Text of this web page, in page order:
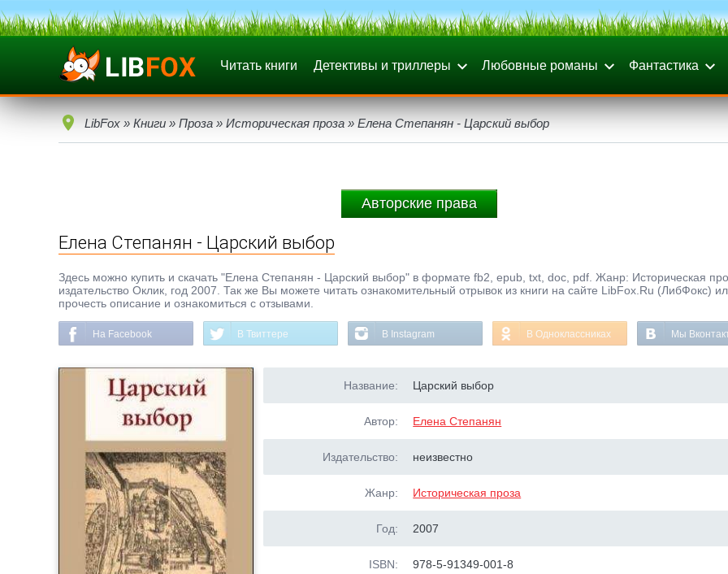
Читать книги Детективы и триллеры Любовные романы Фантастика
LibFox » Книги » Проза » Историческая проза » Елена Степанян - Царский выбор
Авторские права
Елена Степанян - Царский выбор
Здесь можно купить и скачать "Елена Степанян - Царский выбор" в формате fb2, epub, txt, doc, pdf. Жанр: Историческая
издательство Оклик, год 2007. Так же Вы можете читать ознакомительный отрывок из книги на сайте LibFox.Ru (ЛибФокс)
прочесть описание и ознакомиться с отзывами.
На Facebook В Твиттере В Instagram В Одноклассниках Мы
Название: Царский выбор
Автор: Елена Степанян
Издательство: неизвестно
Жанр: Историческая проза
Год: 2007
ISBN: 978-5-91349-001-8